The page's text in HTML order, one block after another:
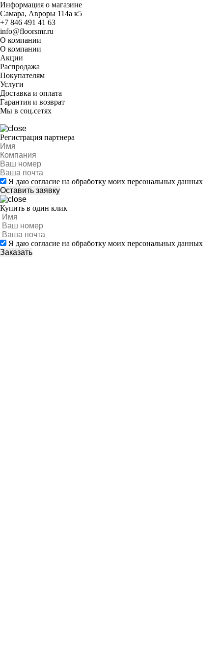
Информация о магазине
Самара, Авроры 114а к5
+7 846 491 41 63
info@floorsmr.ru
О компании
О компании
Акции
Распродажа
Покупателям
Услуги
Доставка и оплата
Гарантия и возврат
Мы в соц.сетях
Регистрация партнера
Я даю согласие на обработку моих персональных данных
Купить в один клик
Я даю согласие на обработку моих персональных данных